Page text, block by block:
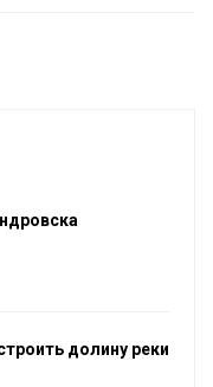
долину реки